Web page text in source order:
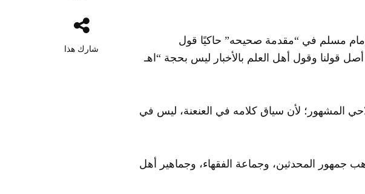
القاعدة
شارك هذا
مسلم في “مقدمة صحيحه” حاكيًا قول
قولنا وقول أهل العلم بالأخبار ليس بحجة “اهـ
المشهور؛ لأن سياق كلامه في العنعنة، ليس في
جمهور المحدثين، وجماعة الفقهاء، وجماهير أهل